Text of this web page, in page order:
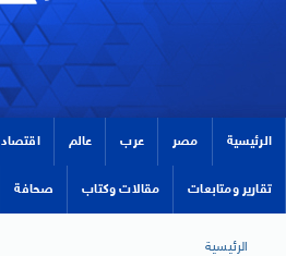
الرئيسية مصر عرب عالم اقتصاد
تقارير ومتابعات مقالات وكتاب صحافة
الرئيسية